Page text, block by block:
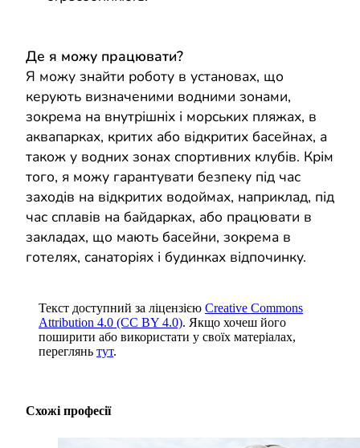
Де я можу працювати?
Я можу знайти роботу в установах, що
керують визначеними водними зонами,
зокрема на внутрішніх і морських пляжах, в
аквапарках, критих або відкритих басейнах, а
також у водних зонах спортивних клубів. Крім
того, я можу гарантувати безпеку під час
заходів на відкритих водоймах, наприклад, під
час сплавів на байдарках, або працювати в
закладах, що мають басейни, зокрема в
готелях, санаторіях і будинках відпочинку.
Текст доступний за ліцензією Creative Commons
Attribution 4.0 (CC BY 4.0). Якщо хочеш його
поширити або використати у своїх матеріалах,
переглянь тут.
Схожі професії